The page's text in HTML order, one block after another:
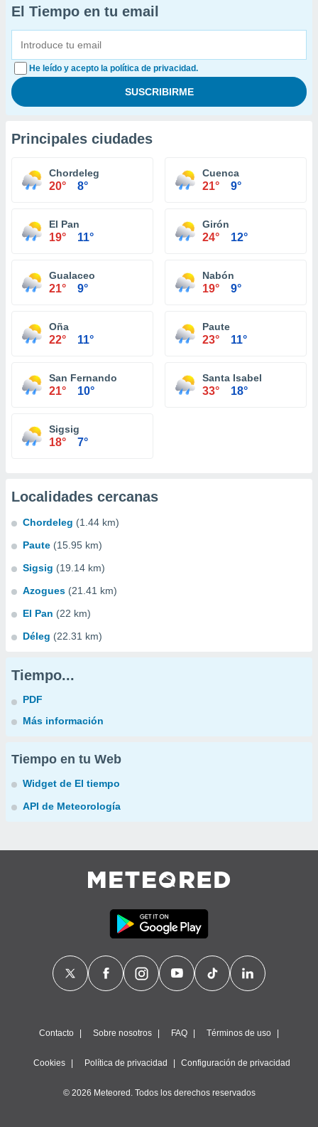
El Tiempo en tu email
He leído y acepto la política de privacidad.
Principales ciudades
Chordeleg
20° 8°
Cuenca
21° 9°
El Pan
19° 11°
Girón
24° 12°
Gualaceo
21° 9°
Nabón
19° 9°
Oña
22° 11°
Paute
23° 11°
San Fernando
21° 10°
Santa Isabel
33° 18°
Sigsig
18° 7°
Localidades cercanas
Chordeleg (1.44 km)
Paute (15.95 km)
Sigsig (19.14 km)
Azogues (21.41 km)
El Pan (22 km)
Déleg (22.31 km)
Tiempo...
PDF
Más información
Tiempo en tu Web
Widget de El tiempo
API de Meteorología
Contacto Sobre nosotros FAQ Términos de uso
Cookies Política de privacidad Configuración de privacidad
© 2026 Meteored. Todos los derechos reservados